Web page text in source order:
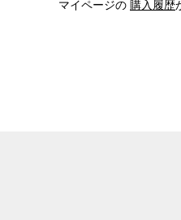
マイページの 購入履歴